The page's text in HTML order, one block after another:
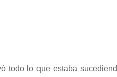
todo lo que estaba